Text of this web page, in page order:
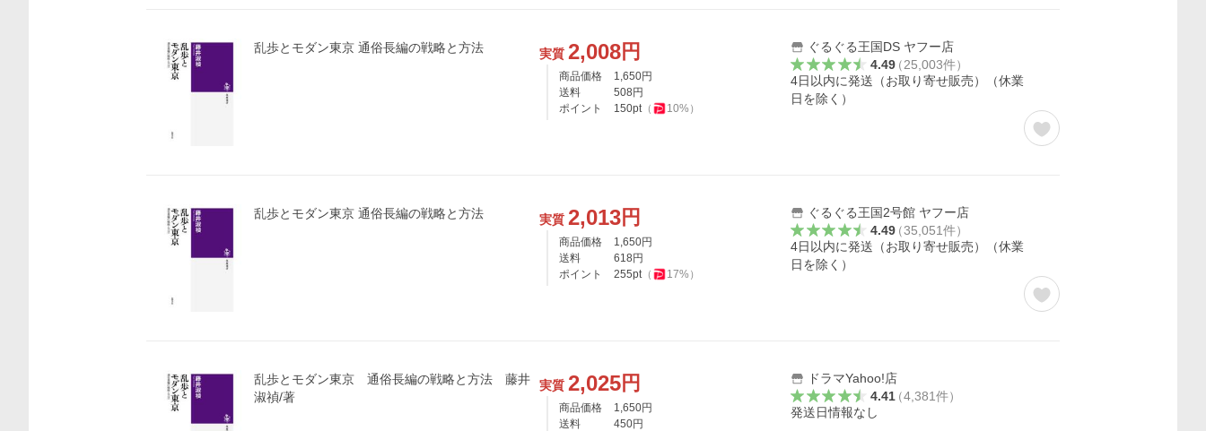
乱歩とモダン東京 通俗長編の戦略と方法 実質 2,008円
商品価格 1,650円
送料
508 円
ポイント
150pt（ 10%）
ぐるぐる王国DS ヤフー店
4.49（25,003件）
4日以内に発送（お取り寄せ販売）（休業
日を除く）
乱歩とモダン東京 通俗長編の戦略と方法 実質 2,013円
商品価格 1,650円
送料
618 円
ポイント
255pt（ 17%）
ぐるぐる王国2号館 ヤフー店
4.49（35,051件）
4日以内に発送（お取り寄せ販売）（休業
日を除く）
乱歩とモダン東京 通俗長編の戦略と方法 藤井
淑禎/著
実質 2,025円
商品価格 1,650円
送料
450円
ドラマYahoo!店
4.41（4,381件）
発送日情報なし